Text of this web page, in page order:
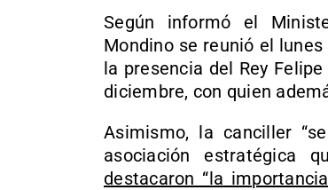
Según informó el
Mondino se reunió el
la presencia del Rey
diciembre, con quien
Asimismo, la canciller
asociación estratégica
destacaron “la